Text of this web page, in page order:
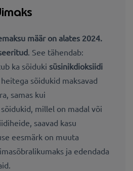
määr on alates 2024.
. See tähendab:
ka sõiduki süsinikdioksiidi
sõidukid maksavad
samas kui
millel on madal või
saavad kasu
eesmärk on muuta
ja edendada